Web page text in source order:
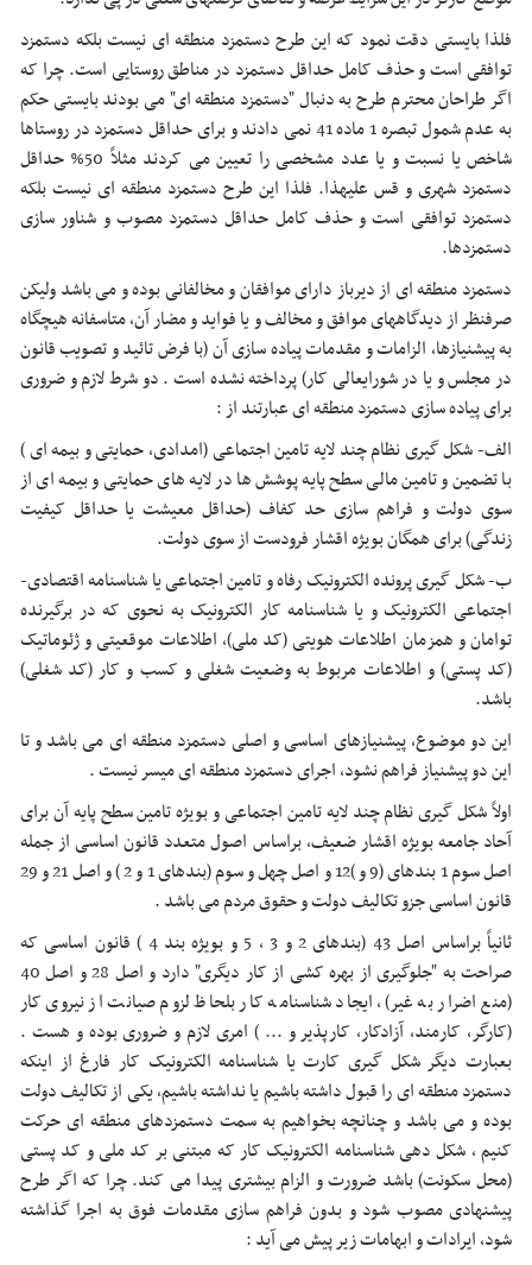
فلذا بایستی دقت نمود که این طرح دستمزد منطقه ای نیست بلکه دستمزد
توافقی است و حذف کامل حداقل دستمزد در مناطق روستایی است. چرا که
اگر طراحان محترم طرح به دنبال "دستمزد منطقه ای" می بودند بایستی حکم
به عدم شمول تبصره 1 ماده 41 نمی دادند و برای حداقل دستمزد در روستاها
شاخص یا نسبت و یا عدد مشخصی را تعیین می کردند مثلاً 50% حداقل
دستمزد شهری و قس علیهذا. فلذا این طرح دستمزد منطقه ای نیست بلکه
دستمزد توافقی است و حذف کامل حداقل دستمزد مصوب و شناور سازی
دستمزدها.
دستمزد منطقه ای از دیرباز دارای موافقان و مخالفانی بوده و می باشد ولیکن
صرفنظر از دیدگاههای موافق و مخالف و یا فواید و مضار آن، متاسفانه هیچگاه
به پیشنیازها، الزامات و مقدمات پیاده سازی آن (با فرض تائید و تصویب قانون
در مجلس و یا در شورایعالی کار) پرداخته نشده است . دو شرط لازم و ضروری
برای پیاده سازی دستمزد منطقه ای عبارتند از :
الف- شکل گیری نظام چند لایه تامین اجتماعی (امدادی، حمایتی و بیمه ای )
با تضمین و تامین مالی سطح پایه پوشش ها در لایه های حمایتی و بیمه ای از
سوی دولت و فراهم سازی حد کفاف (حداقل معیشت یا حداقل کیفیت
زندگی) برای همگان بویژه اقشار فرودست از سوی دولت.
ب- شکل گیری پرونده الکترونیک رفاه و تامین اجتماعی یا شناسنامه اقتصادی-
اجتماعی الکترونیک و یا شناسنامه کار الکترونیک به نحوی که در برگیرنده
توامان و همزمان اطلاعات هویتی (کد ملی)، اطلاعات موقعیتی و ژئوماتیک
(کد پستی) و اطلاعات مربوط به وضعیت شغلی و کسب و کار (کد شغلی)
باشد.
این دو موضوع، پیشنیازهای اساسی و اصلی دستمزد منطقه ای می باشد و تا
این دو پیشنیاز فراهم نشود، اجرای دستمزد منطقه ای میسر نیست .
اولاً شکل گیری نظام چند لایه تامین اجتماعی و بویژه تامین سطح پایه آن برای
آحاد جامعه بویژه اقشار ضعیف، براساس اصول متعدد قانون اساسی از جمله
اصل سوم 1 بندهای (9 و )12 و اصل چهل و سوم (بندهای 1 و 2 ) و اصل 21 و 29
قانون اساسی جزو تکالیف دولت و حقوق مردم می باشد .
ثانیاً براساس اصل 43 (بندهای 2 و 3 ، 5 و بویژه بند 4 ) قانون اساسی که
صراحت به "جلوگیری از بهره کشی از کار دیگری" دارد و اصل 28 و اصل 40
(منع اضرار به غیر)، ایجاد شناسنامه کار بلحاظ لزوم صیانت از نیروی کار
(کارگر، کارمند، آزادکار، کارپذیر و ... ) امری لازم و ضروری بوده و هست .
بعبارت دیگر شکل گیری کارت یا شناسنامه الکترونیک کار فارغ از اینکه
دستمزد منطقه ای را قبول داشته باشیم یا نداشته باشیم، یکی از تکالیف دولت
بوده و می باشد و چنانچه بخواهیم به سمت دستمزدهای منطقه ای حرکت
کنیم ، شکل دهی شناسنامه الکترونیک کار که مبتنی بر کد ملی و کد پستی
(محل سکونت) باشد ضرورت و الزام بیشتری پیدا می کند. چرا که اگر طرح
پیشنهادی مصوب شود و بدون فراهم سازی مقدمات فوق به اجرا گذاشته
شود، ایرادات و ابهامات زیر پیش می آید :